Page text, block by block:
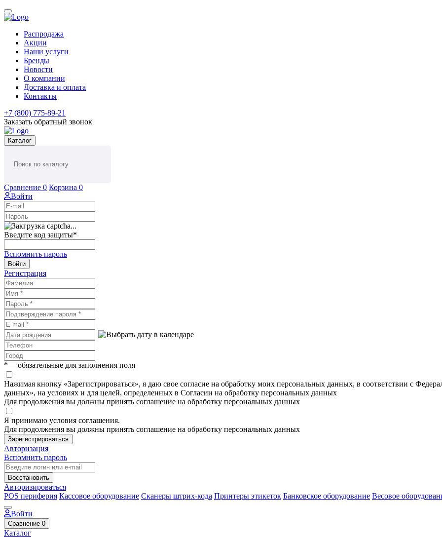
Распродажа
Акции
Наши услуги
Бренды
Новости
О компании
Доставка и оплата
Контакты
+7 (800) 775-89-21
Заказать обратный звонок
Каталог
Сравнение 0 Корзина 0
Войти
Введите код защиты*
Вспомнить пароль
Войти
Регистрация
*— обязательные для заполнения поля
Нажимая кнопку «Зарегистрироваться», я даю свое согласие на обработку моих персональных данных, в соответствии с
данных», на условиях и для целей, определенных в Согласии на обработку персональных данных
Для продолжения вы должны принять соглашение на обработку персональных данных
Я принимаю условия соглашения.
Для продолжения вы должны принять соглашение на обработку персональных данных
Зарегистрироваться
Авторизация
Вспомнить пароль
Восстановить
Авторизироваться
POS периферия Кассовое оборудование Сканеры штрих-кода Принтеры этикеток Банковское оборудование Весовое
Войти
Сравнение 0
Каталог